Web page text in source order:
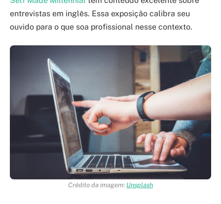
entrevistas em inglês. Essa exposição calibra seu
ouvido para o que soa profissional nesse contexto.
Crédito da imagem: Unsplash